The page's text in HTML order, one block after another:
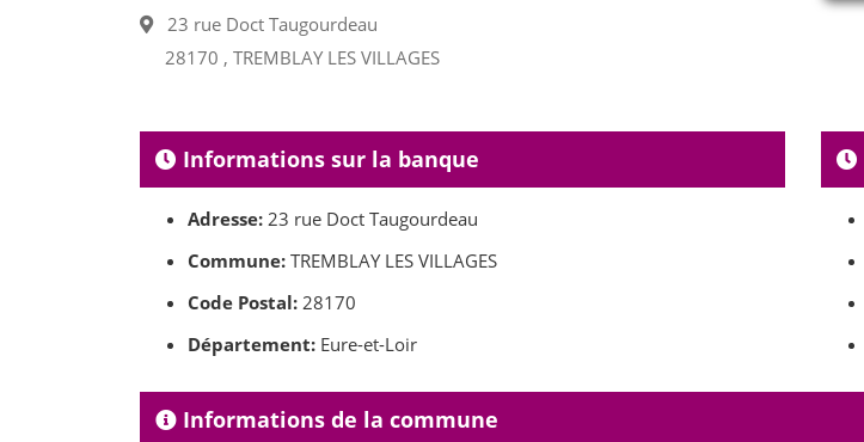
23 rue Doct Taugourdeau
28170 , TREMBLAY LES VILLAGES
Informations sur la banque
Adresse: 23 rue Doct Taugourdeau
Commune: TREMBLAY LES VILLAGES
Code Postal: 28170
Département: Eure-et-Loir
Informations de la commune